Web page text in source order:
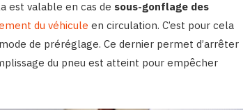
est valable en cas de sous-gonflage des
du véhicule en circulation. C’est pour cela
de préréglage. Ce dernier permet d’arrêter
du pneu est atteint pour empêcher